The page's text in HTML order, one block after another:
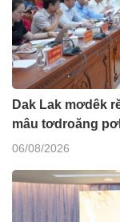
Dak Lak mơdêk
mâu tơdroăng
06/08/2026